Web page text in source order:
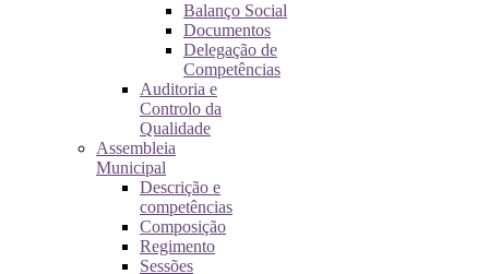
Balanço Social
Documentos
Delegação de
Competências
Auditoria e
Controlo da
Qualidade
Assembleia
Municipal
Descrição e
competências
Composição
Regimento
Sessões